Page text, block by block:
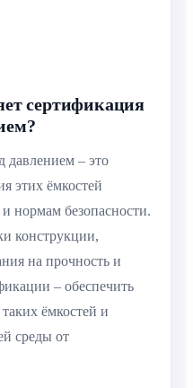
сертификация
давлением – это
этих ёмкостей
нормам безопасности.
конструкции,
на прочность и
– обеспечить
ёмкостей и
среды от